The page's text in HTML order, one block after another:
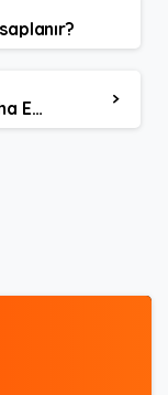
Instagram Filtreleri Nasıl Daha Etkili Kullanılır?